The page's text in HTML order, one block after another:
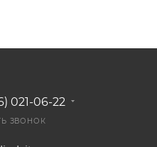
021-06-22
ЗВОНОК